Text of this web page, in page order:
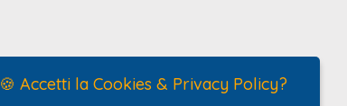
🍪 Accetti la Cookies & Privacy Policy?